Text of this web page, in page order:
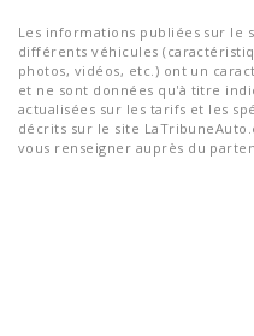
Les informations publiées sur le
différents véhicules
photos, vidéos, etc.) ont un
et ne sont données qu'à titre
actualisées sur les tarifs et les
décrits sur le site
vous renseigner auprès du